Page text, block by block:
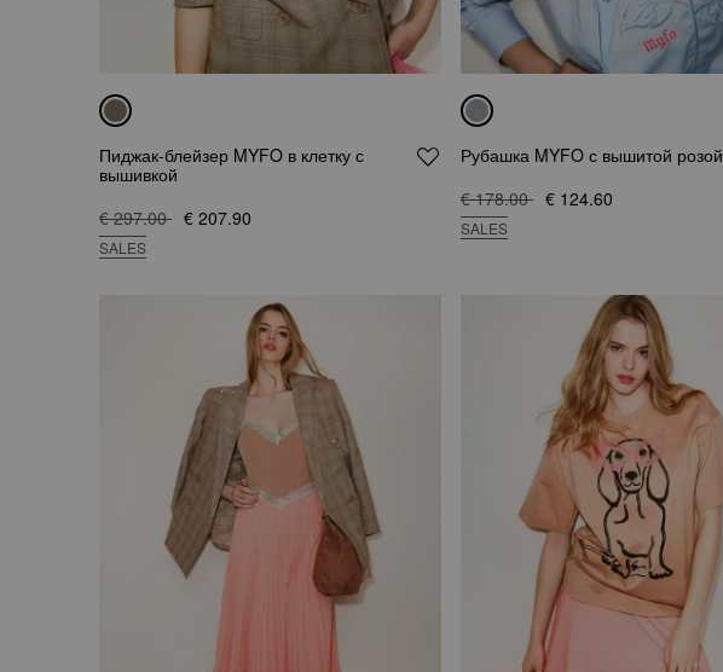
Пиджак-блейзер MYFO в клетку с
вышивкой
€ 297.00 € 207.90
SALES
Рубашка MYFO с вышитой розой
€ 178.00 € 124.60
SALES